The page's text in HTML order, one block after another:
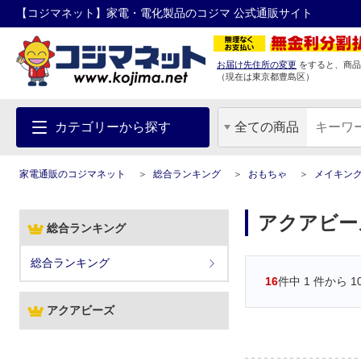
【コジマネット】家電・電化製品のコジマ 公式通販サイト
お届け先住所の変更 をすると、商
（現在は東京都豊島区）
カテゴリーから探す 全ての商品
家電通販のコジマネット 総合ランキング おもちゃ メイキン
総合ランキング
総合ランキング
アクアビーズ
アクアビ
16件中 1 件から